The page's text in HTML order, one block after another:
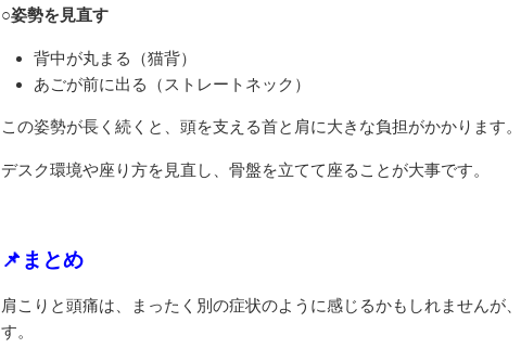
○姿勢を見直す
背中が丸まる（猫背）
あごが前に出る（ストレートネック）
この姿勢が長く続くと、頭を支える首と肩に大きな負担がかかります。
デスク環境や座り方を見直し、骨盤を立てて座ることが大事です。
📌まとめ
肩こりと頭痛は、まったく別の症状のように感じるかもしれませんが
す。